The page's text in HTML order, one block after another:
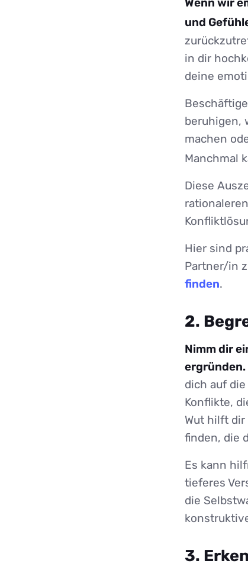
Wenn wir
und
in dir
deine
beruhigen,
machen
Manchmal
Diese
Hier sind
Partner/in
finden.
2.
Nimm dir
ergründen.
dich auf
Konflikte,
Wut hilft
finden, die
Es kann
tieferes
die
3.